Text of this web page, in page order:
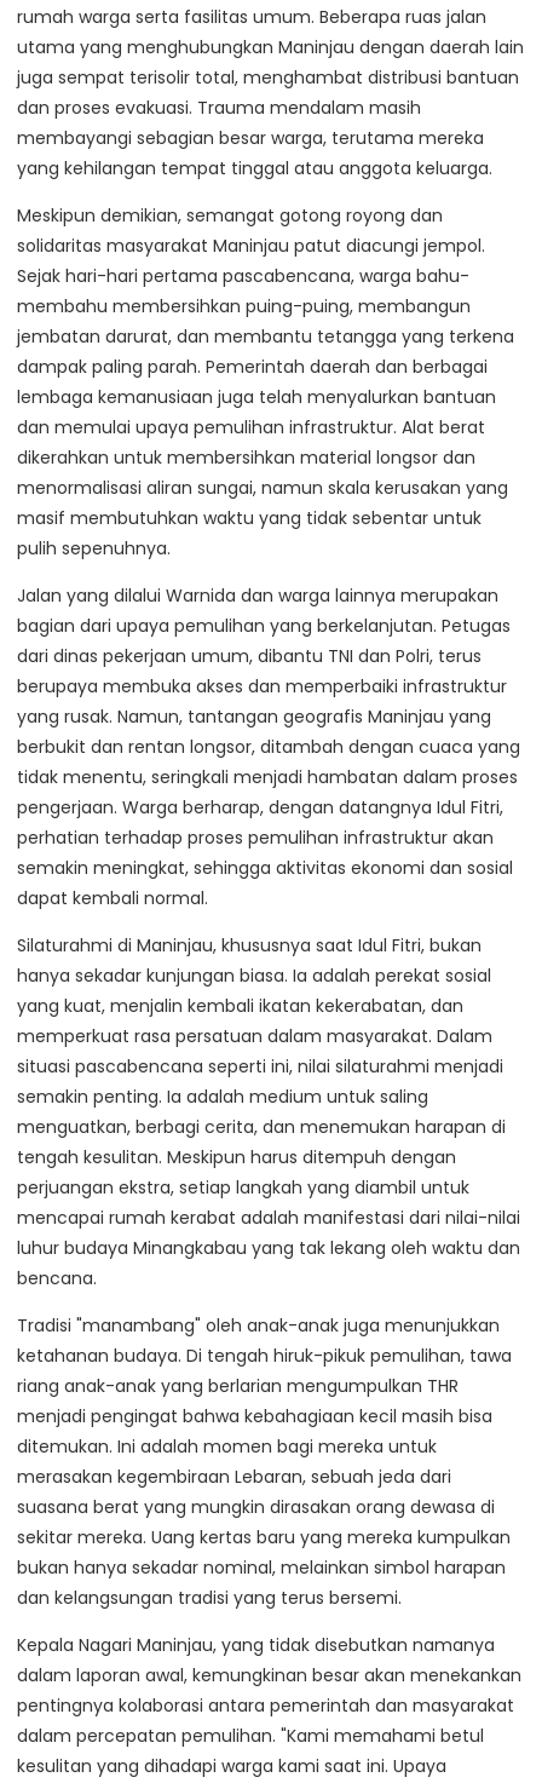
rumah warga serta fasilitas umum. Beberapa ruas jalan
utama yang menghubungkan Maninjau dengan daerah lain
juga sempat terisolir total, menghambat distribusi bantuan
dan proses evakuasi. Trauma mendalam masih
membayangi sebagian besar warga, terutama mereka
yang kehilangan tempat tinggal atau anggota keluarga.
Meskipun demikian, semangat gotong royong dan
solidaritas masyarakat Maninjau patut diacungi jempol.
Sejak hari-hari pertama pascabencana, warga bahu-
membahu membersihkan puing-puing, membangun
jembatan darurat, dan membantu tetangga yang terkena
dampak paling parah. Pemerintah daerah dan berbagai
lembaga kemanusiaan juga telah menyalurkan bantuan
dan memulai upaya pemulihan infrastruktur. Alat berat
dikerahkan untuk membersihkan material longsor dan
menormalisasi aliran sungai, namun skala kerusakan yang
masif membutuhkan waktu yang tidak sebentar untuk
pulih sepenuhnya.
Jalan yang dilalui Warnida dan warga lainnya merupakan
bagian dari upaya pemulihan yang berkelanjutan. Petugas
dari dinas pekerjaan umum, dibantu TNI dan Polri, terus
berupaya membuka akses dan memperbaiki infrastruktur
yang rusak. Namun, tantangan geografis Maninjau yang
berbukit dan rentan longsor, ditambah dengan cuaca yang
tidak menentu, seringkali menjadi hambatan dalam proses
pengerjaan. Warga berharap, dengan datangnya Idul Fitri,
perhatian terhadap proses pemulihan infrastruktur akan
semakin meningkat, sehingga aktivitas ekonomi dan sosial
dapat kembali normal.
Silaturahmi di Maninjau, khususnya saat Idul Fitri, bukan
hanya sekadar kunjungan biasa. Ia adalah perekat sosial
yang kuat, menjalin kembali ikatan kekerabatan, dan
memperkuat rasa persatuan dalam masyarakat. Dalam
situasi pascabencana seperti ini, nilai silaturahmi menjadi
semakin penting. Ia adalah medium untuk saling
menguatkan, berbagi cerita, dan menemukan harapan di
tengah kesulitan. Meskipun harus ditempuh dengan
perjuangan ekstra, setiap langkah yang diambil untuk
mencapai rumah kerabat adalah manifestasi dari nilai-nilai
luhur budaya Minangkabau yang tak lekang oleh waktu dan
bencana.
Tradisi "manambang" oleh anak-anak juga menunjukkan
ketahanan budaya. Di tengah hiruk-pikuk pemulihan, tawa
riang anak-anak yang berlarian mengumpulkan THR
menjadi pengingat bahwa kebahagiaan kecil masih bisa
ditemukan. Ini adalah momen bagi mereka untuk
merasakan kegembiraan Lebaran, sebuah jeda dari
suasana berat yang mungkin dirasakan orang dewasa di
sekitar mereka. Uang kertas baru yang mereka kumpulkan
bukan hanya sekadar nominal, melainkan simbol harapan
dan kelangsungan tradisi yang terus bersemi.
Kepala Nagari Maninjau, yang tidak disebutkan namanya
dalam laporan awal, kemungkinan besar akan menekankan
pentingnya kolaborasi antara pemerintah dan masyarakat
dalam percepatan pemulihan. "Kami memahami betul
kesulitan yang dihadapi warga kami saat ini. Upaya